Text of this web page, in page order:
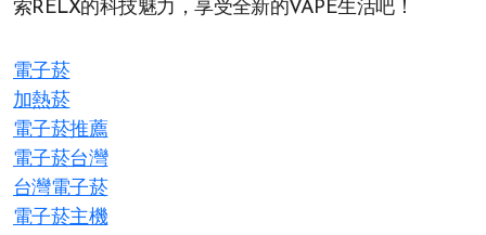
索RELX的科技魅力，享受全新的VAPE生活吧！
電子菸
加熱菸
電子菸推薦
電子菸台灣
台灣電子菸
電子菸主機